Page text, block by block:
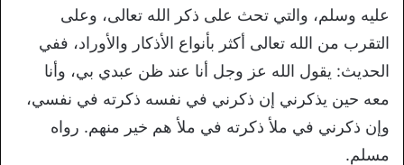
عليه وسلم، والتي تحث على ذكر الله تعالى، وعلى
التقرب من الله تعالى أكثر بأنواع الأذكار والأوراد، ففي
الحديث: يقول الله عز وجل أنا عند ظن عبدي بي، وأنا
معه حين يذكرني إن ذكرني في نفسه ذكرته في نفسي،
وإن ذكرني في ملأ ذكرته في ملأ هم خير منهم. رواه
مسلم.